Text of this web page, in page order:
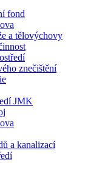
fond
a tělovýchovy
znečištění
JMK
a kanalizací